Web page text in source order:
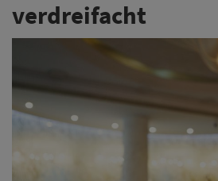
verdreifacht